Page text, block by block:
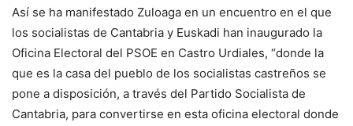
Así se ha manifestado Zuloaga en un encuentro en el que
los socialistas de Cantabria y Euskadi han inaugurado la
Oficina Electoral del PSOE en Castro Urdiales, “donde la
que es la casa del pueblo de los socialistas castreños se
pone a disposición, a través del Partido Socialista de
Cantabria, para convertirse en esta oficina electoral donde